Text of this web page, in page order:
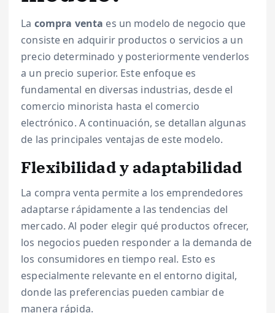
La compra venta es un modelo de negocio que
consiste en adquirir productos o servicios a un
precio determinado y posteriormente venderlos
a un precio superior. Este enfoque es
fundamental en diversas industrias, desde el
comercio minorista hasta el comercio
electrónico. A continuación, se detallan algunas
de las principales ventajas de este modelo.
Flexibilidad y adaptabilidad
La compra venta permite a los emprendedores
adaptarse rápidamente a las tendencias del
mercado. Al poder elegir qué productos ofrecer,
los negocios pueden responder a la demanda de
los consumidores en tiempo real. Esto es
especialmente relevante en el entorno digital,
donde las preferencias pueden cambiar de
manera rápida.